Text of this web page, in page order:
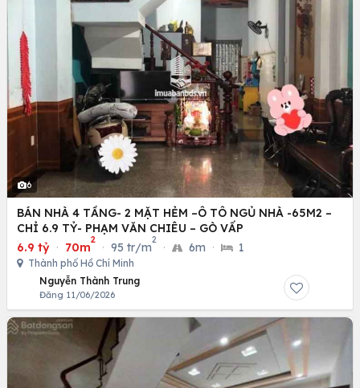
6
BÁN NHÀ 4 TẦNG- 2 MẶT HẺM –Ô TÔ NGỦ NHÀ -65M2 –
CHỈ 6.9 TỶ- PHẠM VĂN CHIÊU – GÒ VẤP
6.9 tỷ · 70m
2
· 95 tr/m
2
· 6m · 1
Thành phố Hồ Chí Minh
Nguyễn Thành Trung
Đăng 11/06/2026